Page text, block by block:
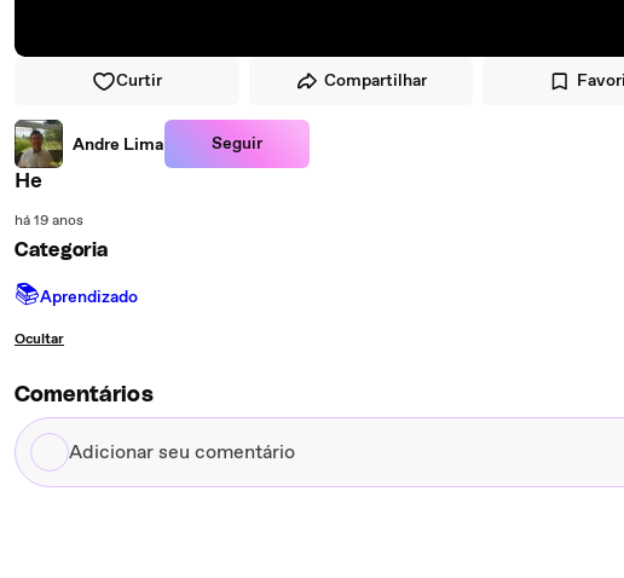
Curtir Compartilhar
Andre Lima Seguir
He
há 19 anos
Categoria
📚Aprendizado
Ocultar
Comentários
Adicionar
seu